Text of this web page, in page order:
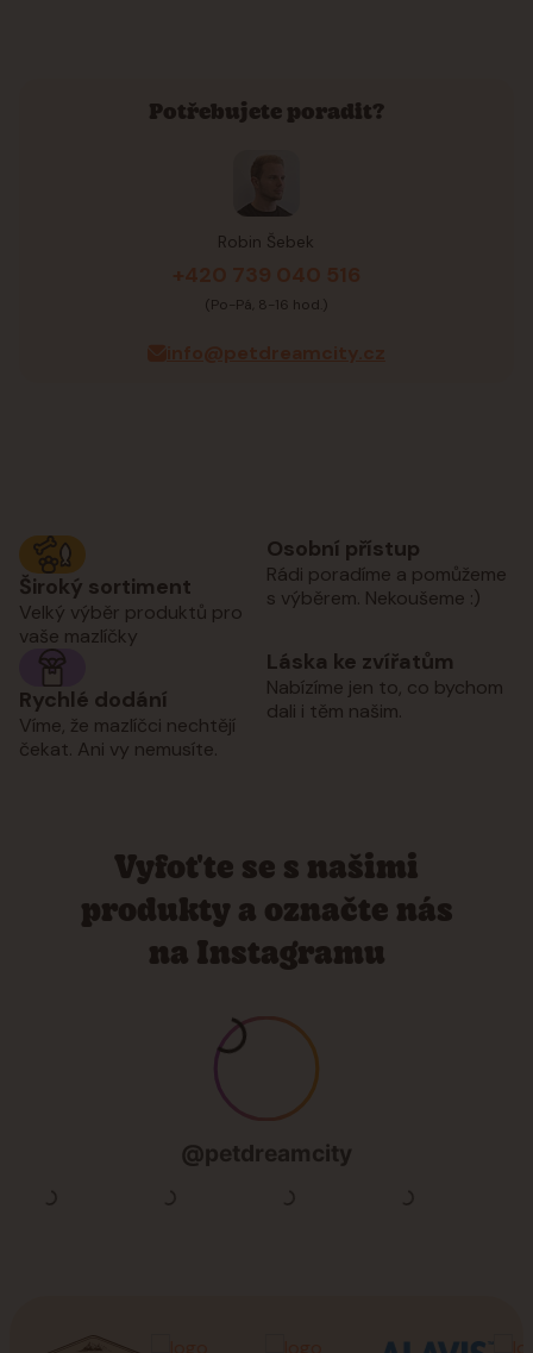
Potřebujete poradit?
Robin Šebek
+420 739 040 516
(Po-Pá, 8-16 hod.)
info@petdreamcity.cz
Široký sortiment
Velký výběr produktů pro
vaše mazlíčky
Osobní přístup
Rádi poradíme a pomůžeme
s výběrem. Nekoušeme :)
Rychlé dodání
Víme, že mazlíčci nechtějí
čekat. Ani vy nemusíte.
Láska ke zvířatům
Nabízíme jen to, co bychom
dali i těm našim.
Vyfoťte se s našimi
produkty a označte nás
na Instagramu